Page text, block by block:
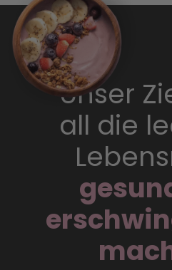
Unser
all die